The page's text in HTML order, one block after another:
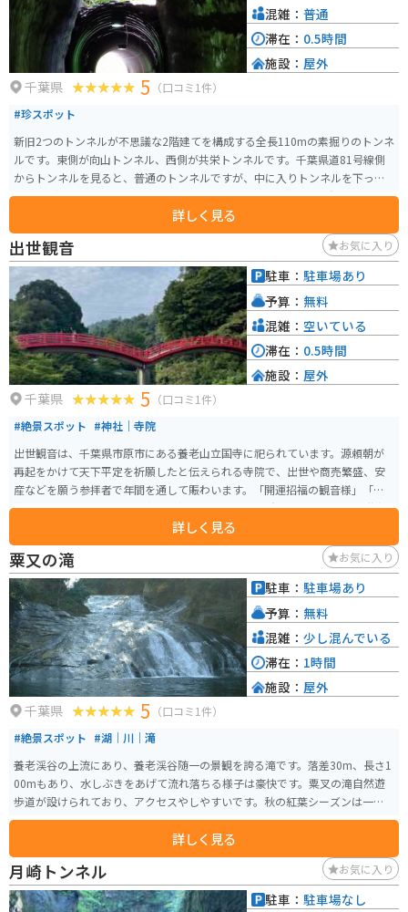
千葉県 5 （口コミ1件）
#珍スポット
新旧2つのトンネルが不思議な2階建てを構成する全長110mの素掘りのトンネ
ルです。東側が向山トンネル、西側が共栄トンネルです。千葉県道81号線側
からトンネルを見ると、普通のトンネルですが、中に入りトンネルを下って
いくと2段になっているトンネルが見えます。なかなか珍しい構造をしている
詳しく見る
混雑： 普通
滞在： 0.5時間
施設： 屋外
出世観音 お気に入り
千葉県 5 （口コミ1件）
#絶景スポット #神社｜寺院
出世観音は、千葉県市原市にある養老山立国寺に祀られています。源頼朝が
再起をかけて天下平定を祈願したと伝えられる寺院で、出世や商売繁盛、安
産などを願う参拝者で年間を通して賑わいます。「開運招福の観音様」「祈
祷の名刹」として、多くの方々に親しまれている場所です。 かなり急な階段
を上っていかなければならない立地で、分かりづらい場所にありますが、養
老渓谷の美しい自然が待っています。手前に地元民家の人がやっているであ
ろう無人の駐車場があります。箱の中にお金を入れるシステムです。川の上の
赤い橋を渡った先にあります。道からは見えません。金の仏像があり綺麗で
す。人が少なく厳かな雰囲気です。
詳しく見る
駐車： 駐車場あり
予算： 無料
混雑： 空いている
滞在： 0.5時間
施設： 屋外
粟又の滝 お気に入り
千葉県 5 （口コミ1件）
#絶景スポット #湖｜川｜滝
養老渓谷の上流にあり、養老渓谷随一の景観を誇る滝です。落差30m、長さ1
00mもあり、水しぶきをあげて流れ落ちる様子は豪快です。粟叉の滝自然遊
歩道が設けられており、アクセスやしやすいです。秋の紅葉シーズンは一件
の価値あり。
詳しく見る
駐車： 駐車場あり
予算： 無料
混雑： 少し混んでいる
滞在： 1時間
施設： 屋外
月崎トンネル お気に入り
駐車： 駐車場なし